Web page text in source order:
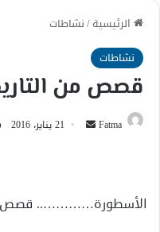
الرئيسية/نشاطات
نشاطات
قصص من
Fatma
أرسل 21 يناير، 2016
الأسطورة………….. قصص